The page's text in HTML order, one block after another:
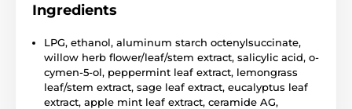
Ingredients
LPG, ethanol, aluminum starch octenylsuccinate,
willow herb flower/leaf/stem extract, salicylic acid, o-
cymen-5-ol, peppermint leaf extract, lemongrass
leaf/stem extract, sage leaf extract, eucalyptus leaf
extract, apple mint leaf extract, ceramide AG,